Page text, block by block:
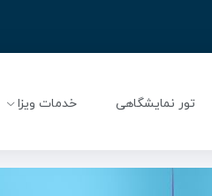
تور نمایشگاهی خدمات ویزا